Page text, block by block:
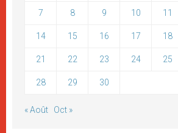
7 8 9 10 11
14 15 16 17 18
21 22 23 24 25
28 29 30
« Août Oct »